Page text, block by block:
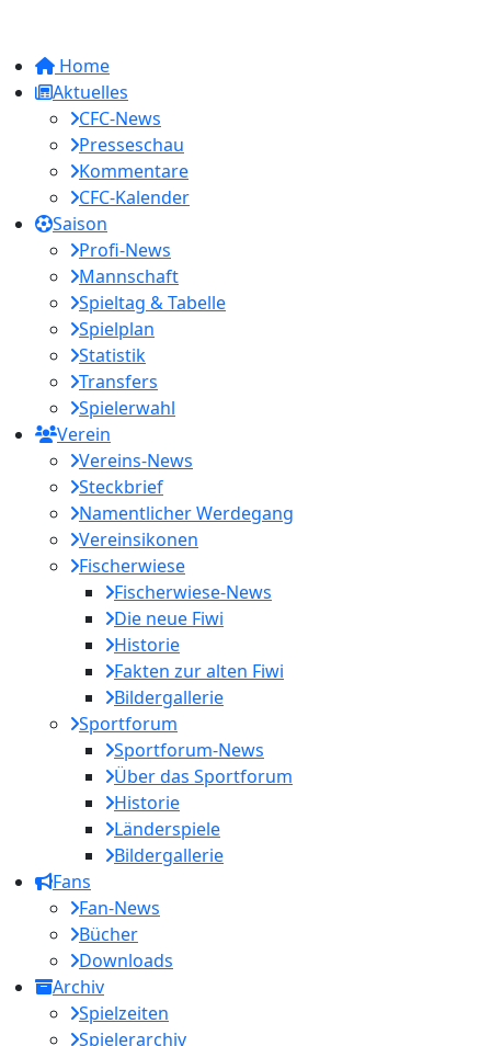
Home
Aktuelles
CFC-News
Presseschau
Kommentare
CFC-Kalender
Saison
Profi-News
Mannschaft
Spieltag & Tabelle
Spielplan
Statistik
Transfers
Spielerwahl
Verein
Vereins-News
Steckbrief
Namentlicher Werdegang
Vereinsikonen
Fischerwiese
Fischerwiese-News
Die neue Fiwi
Historie
Fakten zur alten Fiwi
Bildergallerie
Sportforum
Sportforum-News
Über das Sportforum
Historie
Länderspiele
Bildergallerie
Fans
Fan-News
Bücher
Downloads
Archiv
Spielzeiten
Spielerarchiv